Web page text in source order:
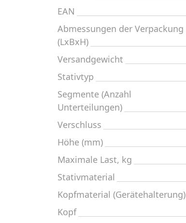
EAN
Abmessungen der Verpackung
(LxBxH)
Versandgewicht
Stativtyp
Segmente (Anzahl
Unterteilungen)
Verschluss
Höhe (mm)
Maximale Last, kg
Stativmaterial
Kopfmaterial (Gerätehalterung)
Kopf